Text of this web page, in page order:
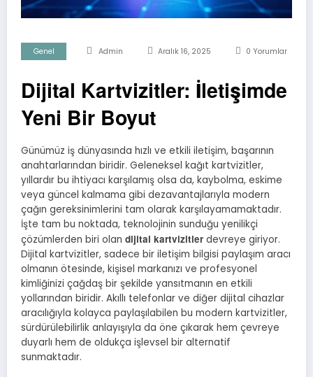
Genel Admin Aralık 16, 2025 0 Yorumlar
Dijital Kartvizitler: İletişimde
Yeni Bir Boyut
Günümüz iş dünyasında hızlı ve etkili iletişim, başarının
anahtarlarından biridir. Geleneksel kağıt kartvizitler,
yıllardır bu ihtiyacı karşılamış olsa da, kaybolma, eskime
veya güncel kalmama gibi dezavantajlarıyla modern
çağın gereksinimlerini tam olarak karşılayamamaktadır.
İşte tam bu noktada, teknolojinin sunduğu yenilikçi
çözümlerden biri olan dijital kartvizitler devreye giriyor.
Dijital kartvizitler, sadece bir iletişim bilgisi paylaşım aracı
olmanın ötesinde, kişisel markanızı ve profesyonel
kimliğinizi çağdaş bir şekilde yansıtmanın en etkili
yollarından biridir. Akıllı telefonlar ve diğer dijital cihazlar
aracılığıyla kolayca paylaşılabilen bu modern kartvizitler,
sürdürülebilirlik anlayışıyla da öne çıkarak hem çevreye
duyarlı hem de oldukça işlevsel bir alternatif
sunmaktadır.